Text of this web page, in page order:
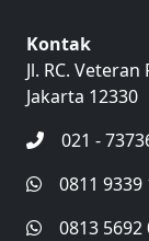
Kontak
Jl. RC.
Jakarta 12330
021 -
0811
0813 5692